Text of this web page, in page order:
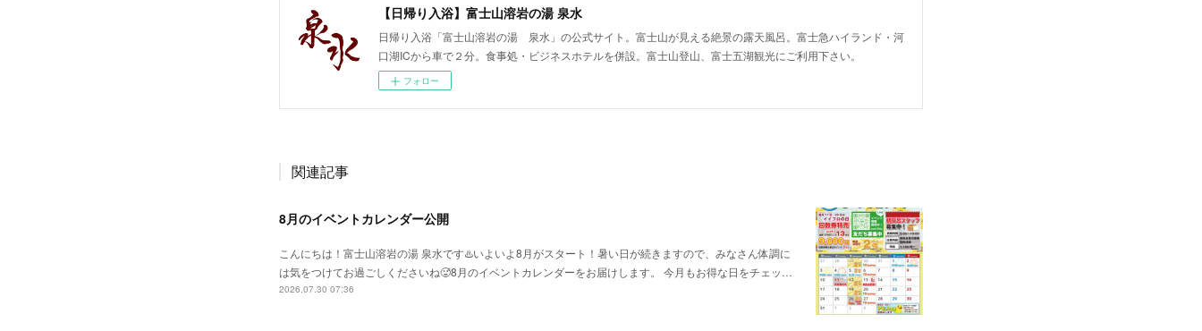
【日帰り入浴】富士山溶岩の湯 泉水
日帰り入浴「富士山溶岩の湯 泉水」の公式サイト。富士山が見える絶景の露天風呂。富士急ハイランド・河
口湖ICから車で２分。食事処・ビジネスホテルを併設。富士山登山、富士五湖観光にご利用下さい。
フォロー
関連記事
8月のイベントカレンダー公開
こんにちは！富士山溶岩の湯 泉水です♨️いよいよ8月がスタート！暑い日が続きますので、みなさん体調に
は気をつけてお過ごしくださいね🥵8月のイベントカレンダーをお届けします。 今月もお得な日をチェッ…
2026.07.30 07:36